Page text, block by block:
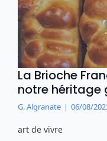
La Brioche
notre héritage
G. Algranate 06/08/
art de vivre